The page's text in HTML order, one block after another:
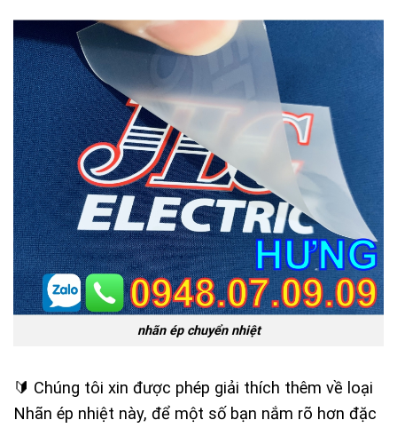
nhãn ép chuyển nhiệt
🔰 Chúng tôi xin được phép giải thích thêm về loại
Nhãn ép nhiệt này, để một số bạn nắm rõ hơn đặc